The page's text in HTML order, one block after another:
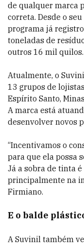
de qualquer marca
correta. Desde o
programa já
toneladas de
outros 16 mil quilos.
Atualmente, o
13 grupos de
Espírito Santo,
A marca está
desenvolver novos
“Incentivamos o
para que ela possa
Já a sobra de tinta
principalmente na
Firmiano.
E o balde
A Suvinil também